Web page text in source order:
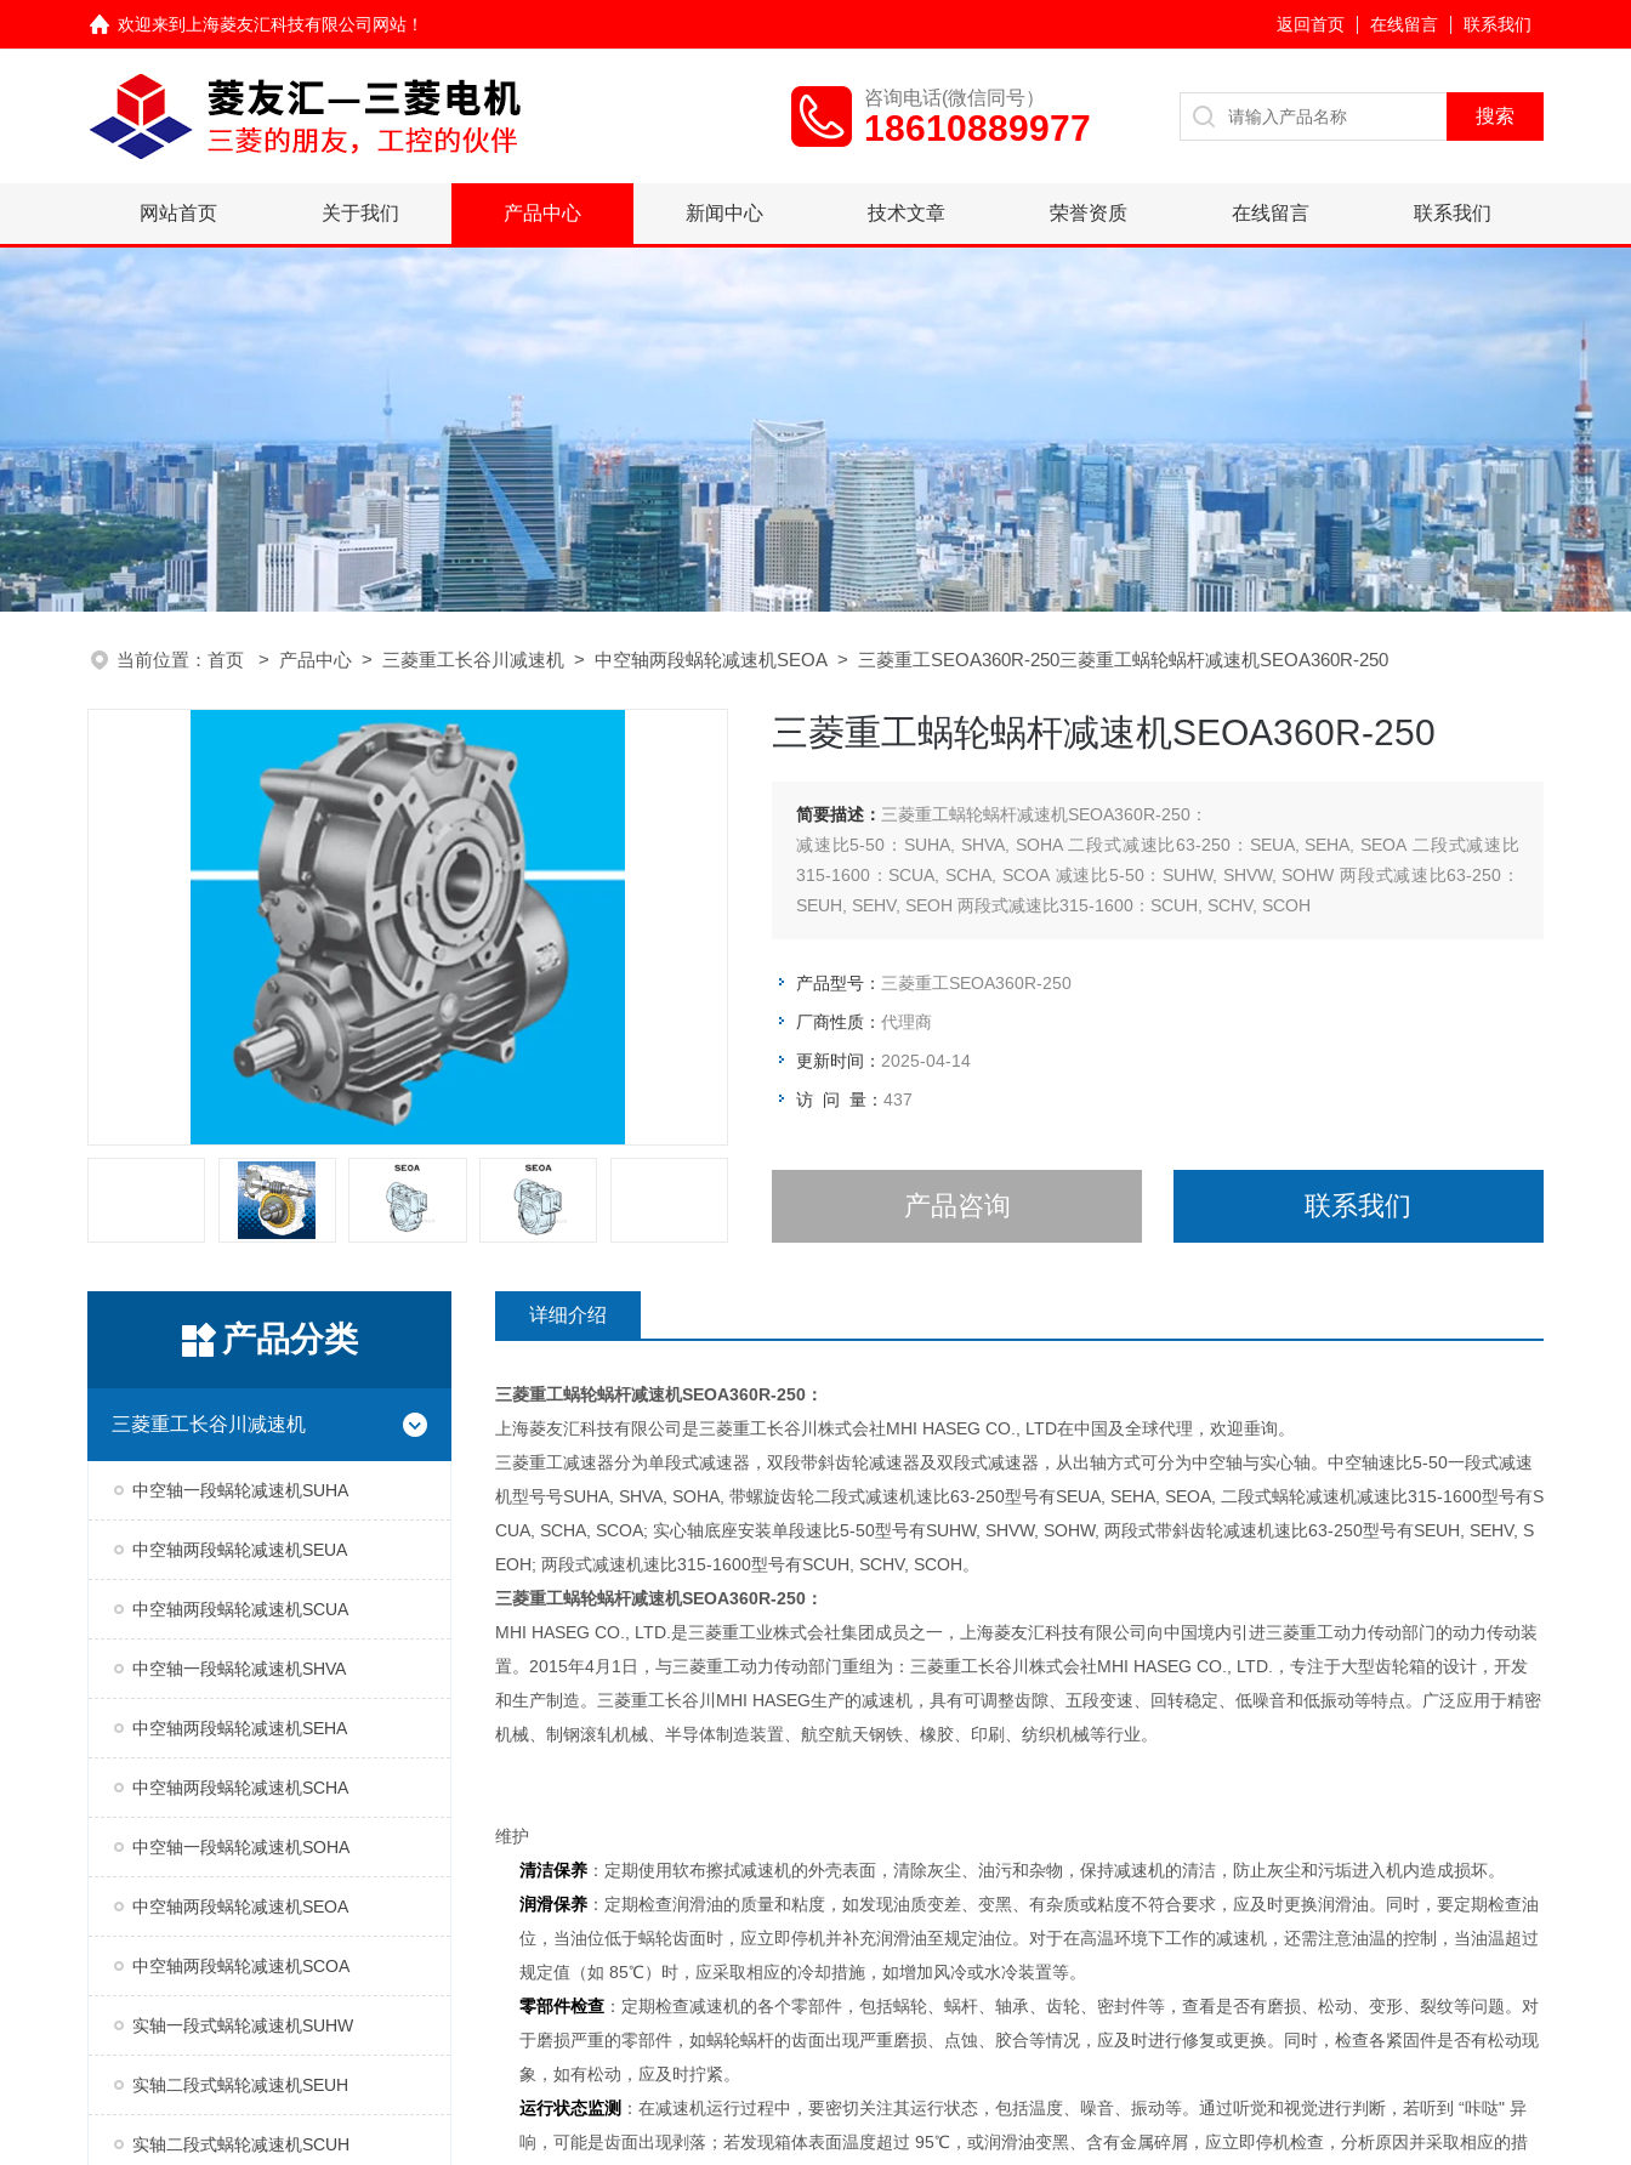
欢迎来到 上海菱友汇科技有限公司网站 ！ 返回首页 在线留言 联系我们
咨询电话(微信同号）
18610889977
网站首页 关于我们 产品中心 新闻中心 技术文章 荣誉资质 在线留言 联系我们
当前位置： 首页 > 产品中心 > 三菱重工长谷川减速机 > 中空轴两段蜗轮减速机SEOA > 三菱重工SEOA360R-250三菱重工蜗轮蜗杆减速机SEOA360R-250
三菱重工蜗轮蜗杆减速机SEOA360R-250
简要描述： 三菱重工蜗轮蜗杆减速机SEOA360R-250：
减速比5-50：SUHA, SHVA, SOHA 二段式减速比63-250：SEUA, SEHA, SEOA 二段式减速比
315-1600：SCUA, SCHA, SCOA 减速比5-50：SUHW, SHVW, SOHW 两段式减速比63-250：
SEUH, SEHV, SEOH 两段式减速比315-1600：SCUH, SCHV, SCOH
产品型号： 三菱重工SEOA360R-250
厂商性质： 代理商
更新时间： 2025-04-14
访 问 量： 437
产品咨询 联系我们
产品分类
三菱重工长谷川减速机
中空轴一段蜗轮减速机SUHA
中空轴两段蜗轮减速机SEUA
中空轴两段蜗轮减速机SCUA
中空轴一段蜗轮减速机SHVA
中空轴两段蜗轮减速机SEHA
中空轴两段蜗轮减速机SCHA
中空轴一段蜗轮减速机SOHA
中空轴两段蜗轮减速机SEOA
中空轴两段蜗轮减速机SCOA
实轴一段式蜗轮减速机SUHW
实轴二段式蜗轮减速机SEUH
实轴二段式蜗轮减速机SCUH
详细介绍
三菱重工蜗轮蜗杆减速机SEOA360R-250：
上海菱友汇科技有限公司是三菱重工长谷川株式会社MHI HASEG CO., LTD在中国及全球代理，欢迎垂询。
三菱重工减速器分为单段式减速器，双段带斜齿轮减速器及双段式减速器，从出轴方式可分为中空轴与实心轴。中空轴速比5-50一段式减速
机型号号SUHA, SHVA, SOHA, 带螺旋齿轮二段式减速机速比63-250型号有SEUA, SEHA, SEOA, 二段式蜗轮减速机减速比315-1600型号有S
CUA, SCHA, SCOA; 实心轴底座安装单段速比5-50型号有SUHW, SHVW, SOHW, 两段式带斜齿轮减速机速比63-250型号有SEUH, SEHV, S
EOH; 两段式减速机速比315-1600型号有SCUH, SCHV, SCOH。
三菱重工蜗轮蜗杆减速机SEOA360R-250：
MHI HASEG CO., LTD.是三菱重工业株式会社集团成员之一，上海菱友汇科技有限公司向中国境内引进三菱重工动力传动部门的动力传动装
置。2015年4月1日，与三菱重工动力传动部门重组为：三菱重工长谷川株式会社MHI HASEG CO., LTD.，专注于大型齿轮箱的设计，开发
和生产制造。三菱重工长谷川MHI HASEG生产的减速机，具有可调整齿隙、五段变速、回转稳定、低噪音和低振动等特点。广泛应用于精密
机械、制钢滚轧机械、半导体制造装置、航空航天钢铁、橡胶、印刷、纺织机械等行业。
维护
清洁保养 ：定期使用软布擦拭减速机的外壳表面，清除灰尘、油污和杂物，保持减速机的清洁，防止灰尘和污垢进入机内造成损坏。
润滑保养 ：定期检查润滑油的质量和粘度，如发现油质变差、变黑、有杂质或粘度不符合要求，应及时更换润滑油。同时，要定期检查油
位，当油位低于蜗轮齿面时，应立即停机并补充润滑油至规定油位。对于在高温环境下工作的减速机，还需注意油温的控制，当油温超过
规定值（如 85℃）时，应采取相应的冷却措施，如增加风冷或水冷装置等。
零部件检查 ：定期检查减速机的各个零部件，包括蜗轮、蜗杆、轴承、齿轮、密封件等，查看是否有磨损、松动、变形、裂纹等问题。对
于磨损严重的零部件，如蜗轮蜗杆的齿面出现严重磨损、点蚀、胶合等情况，应及时进行修复或更换。同时，检查各紧固件是否有松动现
象，如有松动，应及时拧紧。
运行状态监测 ：在减速机运行过程中，要密切关注其运行状态，包括温度、噪音、振动等。通过听觉和视觉进行判断，若听到 “咔哒" 异
响，可能是齿面出现剥落；若发现箱体表面温度超过 95℃，或润滑油变黑、含有金属碎屑，应立即停机检查，分析原因并采取相应的措